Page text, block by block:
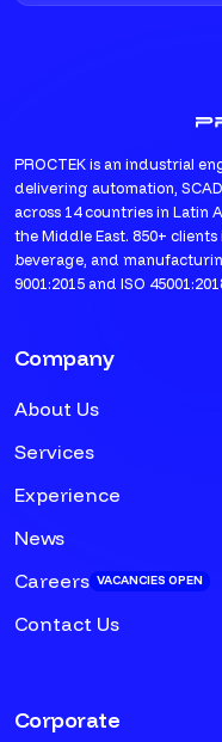
PROCTEK is an industrial
delivering automation,
across 14 countries in Latin
the Middle East. 850+
beverage, and
9001:2015 and ISO
Company
About Us
Services
Experience
News
Careers VACANCIES OPEN
Contact Us
Corporate